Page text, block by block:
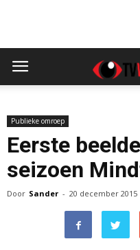
Publieke omroep
Eerste
seizoen
Door Sander - 20 december 2015